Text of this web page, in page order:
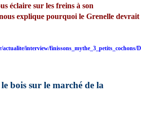
éclaire sur les freins à son
explique pourquoi le Grenelle devrait
interview/finissons_mythe_3_petits_cochons/D
bois sur le marché de la